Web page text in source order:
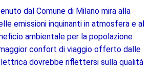
dal Comune di Milano mira alla
emissioni inquinanti in atmosfera e al
ambientale per la popolazione
confort di viaggio offerto dalle
dovrebbe riflettersi sulla qualità